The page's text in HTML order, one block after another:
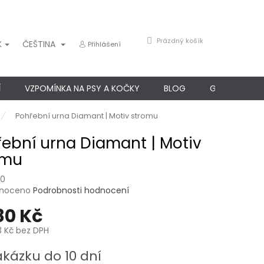
ČEŠTINA Přihlášení
NÁKUPNÍ
Prázdný košík
VZPOMÍNKA NA PSY A KOČKY BLOG GARANCE
Pohřební urna Diamant | Motiv stromu
urna Diamant | Motiv
Podrobnosti hodnocení
Kč
Kčbez DPH
do 10 dní